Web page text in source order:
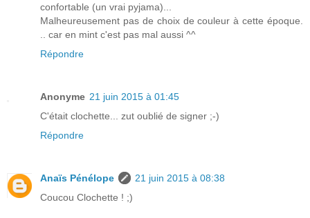
confortable (un vrai pyjama)...
Malheureusement pas de choix de couleur à cette époque.
.. car en mint c'est pas mal aussi ^^
Répondre
Anonyme 21 juin 2015 à 01:45
C'était clochette... zut oublié de signer ;-)
Répondre
Anaïs Pénélope
21 juin 2015 à 08:38
Coucou Clochette ! ;)